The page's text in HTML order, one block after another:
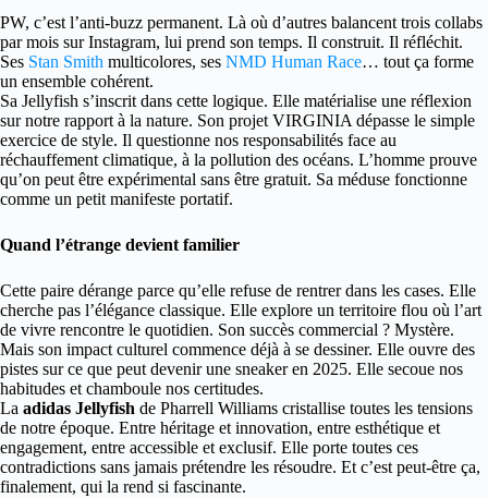
PW, c’est l’anti-buzz permanent. Là où d’autres balancent trois collabs
par mois sur Instagram, lui prend son temps. Il construit. Il réfléchit.
Ses Stan Smith multicolores, ses NMD Human Race… tout ça forme
un ensemble cohérent.
Sa Jellyfish s’inscrit dans cette logique. Elle matérialise une réflexion
sur notre rapport à la nature. Son projet VIRGINIA dépasse le simple
exercice de style. Il questionne nos responsabilités face au
réchauffement climatique, à la pollution des océans. L’homme prouve
qu’on peut être expérimental sans être gratuit. Sa méduse fonctionne
comme un petit manifeste portatif.
Quand l’étrange devient familier
Cette paire dérange parce qu’elle refuse de rentrer dans les cases. Elle
cherche pas l’élégance classique. Elle explore un territoire flou où l’art
de vivre rencontre le quotidien. Son succès commercial ? Mystère.
Mais son impact culturel commence déjà à se dessiner. Elle ouvre des
pistes sur ce que peut devenir une sneaker en 2025. Elle secoue nos
habitudes et chamboule nos certitudes.
La adidas Jellyfish de Pharrell Williams cristallise toutes les tensions
de notre époque. Entre héritage et innovation, entre esthétique et
engagement, entre accessible et exclusif. Elle porte toutes ces
contradictions sans jamais prétendre les résoudre. Et c’est peut-être ça,
finalement, qui la rend si fascinante.